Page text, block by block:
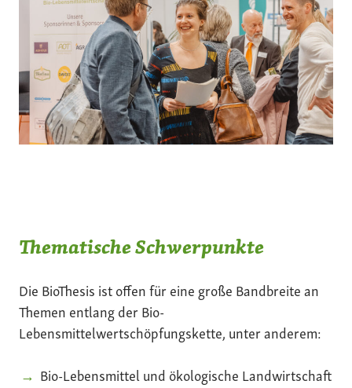
Thematische Schwerpunkte
Die BioThesis ist offen für eine große Bandbreite an
Themen entlang der Bio-
Lebensmittelwertschöpfungskette, unter anderem:
Bio-Lebensmittel und ökologische Landwirtschaft